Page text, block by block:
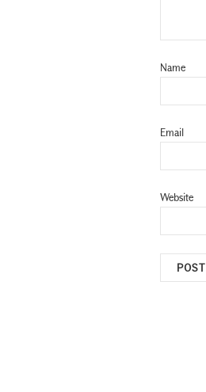
Name
Email
Website